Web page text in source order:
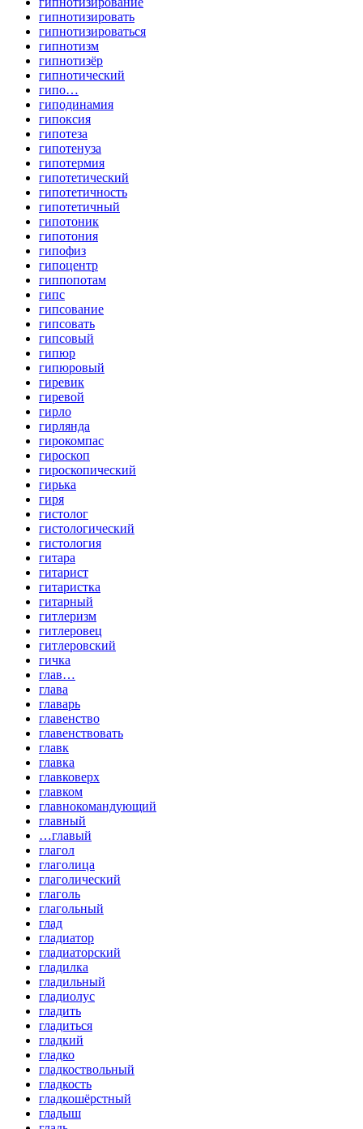
гипнотизировать
гипнотизироваться
гипнотизм
гипнотизёр
гипнотический
гипо…
гиподинамия
гипоксия
гипотеза
гипотенуза
гипотермия
гипотетический
гипотетичность
гипотетичный
гипотоник
гипотония
гипофиз
гипоцентр
гиппопотам
гипс
гипсование
гипсовать
гипсовый
гипюр
гипюровый
гиревик
гиревой
гирло
гирлянда
гирокомпас
гироскоп
гироскопический
гирька
гиря
гистолог
гистологический
гистология
гитара
гитарист
гитаристка
гитарный
гитлеризм
гитлеровец
гитлеровский
гичка
глав…
глава
главарь
главенство
главенствовать
главк
главка
главковерх
главком
главнокомандующий
главный
…главый
глагол
глаголица
глаголический
глаголь
глагольный
глад
гладиатор
гладиаторский
гладилка
гладильный
гладиолус
гладить
гладиться
гладкий
гладко
гладкоствольный
гладкость
гладкошёрстный
гладыш